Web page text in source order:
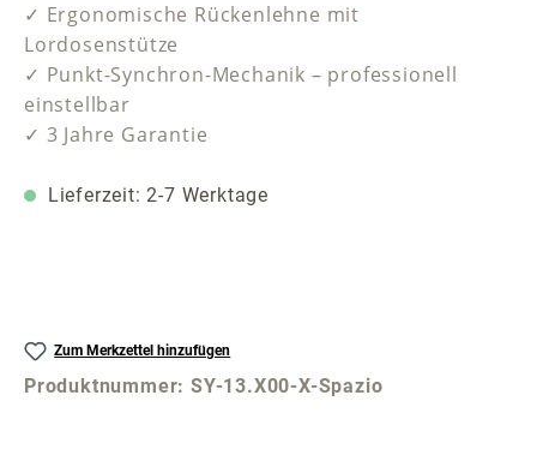
✓ Ergonomische Rückenlehne mit
Lordosenstütze
✓ Punkt-Synchron-Mechanik – professionell
einstellbar
✓ 3 Jahre Garantie
Lieferzeit: 2-7 Werktage
Zum Merkzettel hinzufügen
Produktnummer:SY-13.X00-X-Spazio